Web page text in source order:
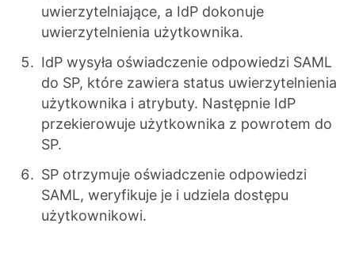
uwierzytelniające, a IdP dokonuje
uwierzytelnienia użytkownika.
IdP wysyła oświadczenie odpowiedzi SAML
do SP, które zawiera status uwierzytelnienia
użytkownika i atrybuty. Następnie IdP
przekierowuje użytkownika z powrotem do
SP.
SP otrzymuje oświadczenie odpowiedzi
SAML, weryfikuje je i udziela dostępu
użytkownikowi.